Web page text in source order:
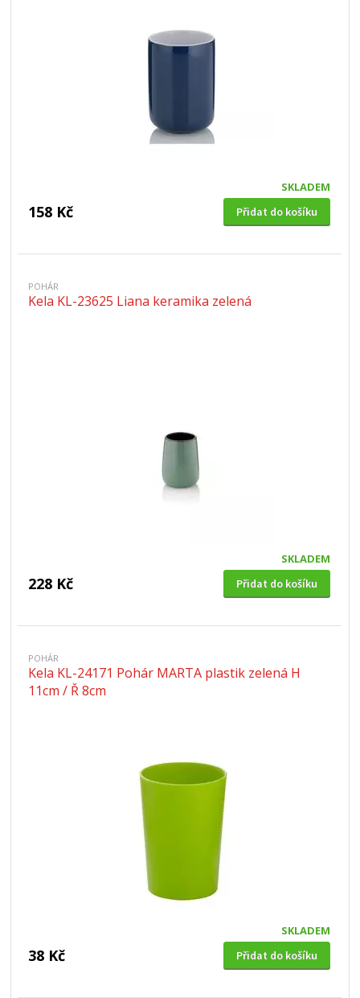
SKLADEM
158 Kč Přidat do košíku
POHÁR
Kela KL-23625 Liana keramika zelená
SKLADEM
228 Kč Přidat do košíku
POHÁR
Kela KL-24171 Pohár MARTA plastik zelená H
11cm / Ř 8cm
SKLADEM
38 Kč Přidat do košíku